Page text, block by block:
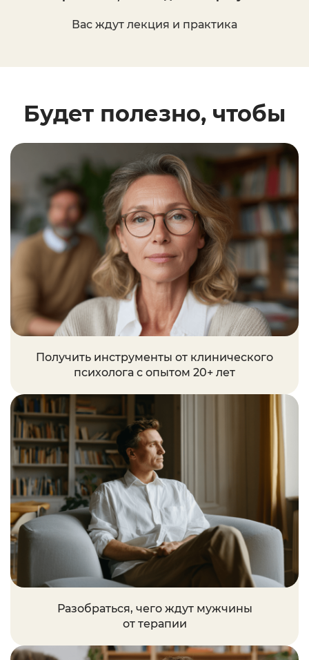
Вас ждут лекция и практика
Будет полезно, чтобы
Получить инструменты от клинического
психолога с опытом 20+ лет
Разобраться, чего ждут мужчины
от терапии